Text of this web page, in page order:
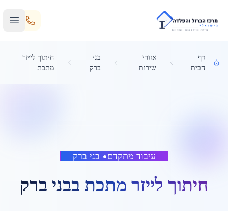
Skip to main content
דף
הבית
אזורי
שירות
בני
ברק
חיתוך לייזר
מתכת
עיבוד מתקדם• בני ברק
חיתוך לייזר מתכת בבני ברק